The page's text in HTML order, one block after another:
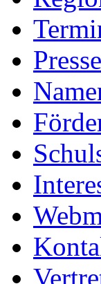
Presse